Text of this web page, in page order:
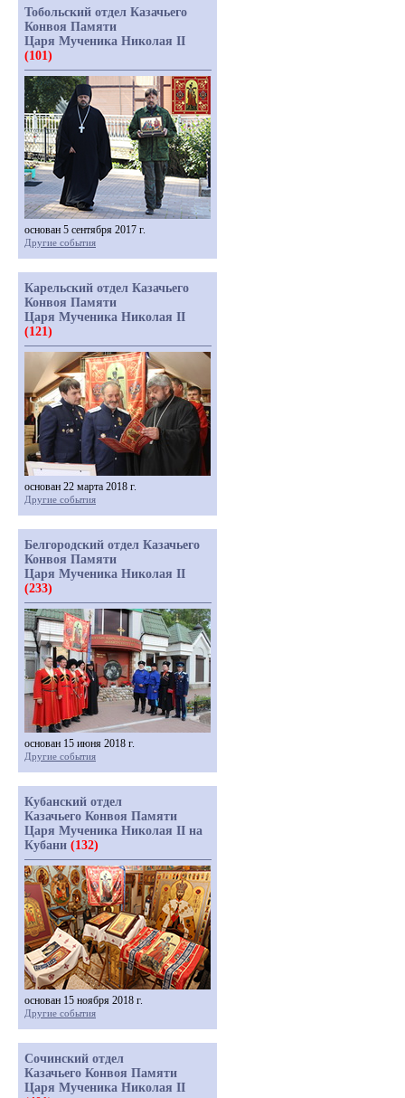
Тобольский отдел Казачьего
Конвоя Памяти
Царя Мученика Николая II
(101)
основан 5 сентября 2017 г.
Другие события
Карельский отдел Казачьего
Конвоя Памяти
Царя Мученика Николая II
(121)
основан 22 марта 2018 г.
Другие события
Белгородский отдел Казачьего
Конвоя Памяти
Царя Мученика Николая II
(233)
основан 15 июня 2018 г.
Другие события
Кубанский отдел
Казачьего Конвоя Памяти
Царя Мученика Николая II на
Кубани (132)
основан 15 ноября 2018 г.
Другие события
Сочинский отдел
Казачьего Конвоя Памяти
Царя Мученика Николая II